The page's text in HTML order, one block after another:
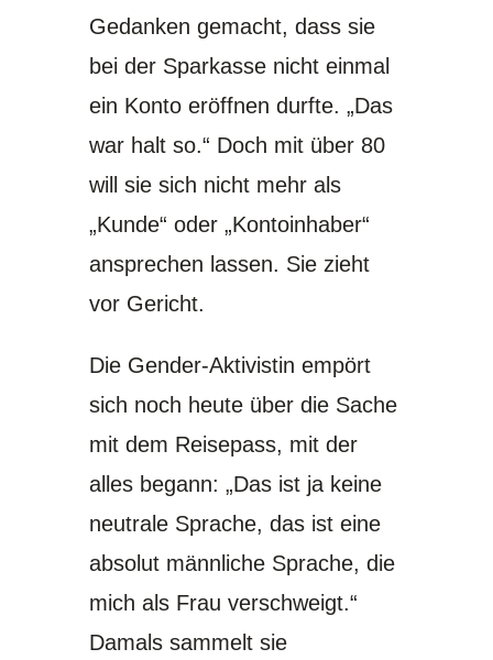
Gedanken gemacht, dass sie
bei der Sparkasse nicht einmal
ein Konto eröffnen durfte. „Das
war halt so.“ Doch mit über 80
will sie sich nicht mehr als
„Kunde“ oder „Kontoinhaber“
ansprechen lassen. Sie zieht
vor Gericht.
Die Gender-Aktivistin empört
sich noch heute über die Sache
mit dem Reisepass, mit der
alles begann: „Das ist ja keine
neutrale Sprache, das ist eine
absolut männliche Sprache, die
mich als Frau verschweigt.“
Damals sammelt sie